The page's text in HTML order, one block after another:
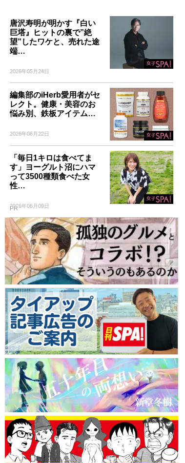
唐沢寿明が明かす『白い
巨塔』ヒットの裏で”絶
望”したワケと、売れた途
端…
2026年05月24日
編集部のiHerb愛用者がセ
レクト。健康・美容のお
悩み別、鉄板アイテム…
2026年06月22日
「毎日1キロは食べてま
す」ヨーグルト沼にハマ
って3500種類食べた女
性…
2026年06月09日
PR